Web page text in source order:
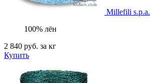
Millefili s.p.a.
100% лён
2 840 руб. за кг
Купить